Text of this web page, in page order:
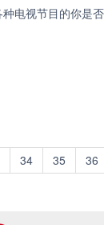
电视节目的你
34 35 36